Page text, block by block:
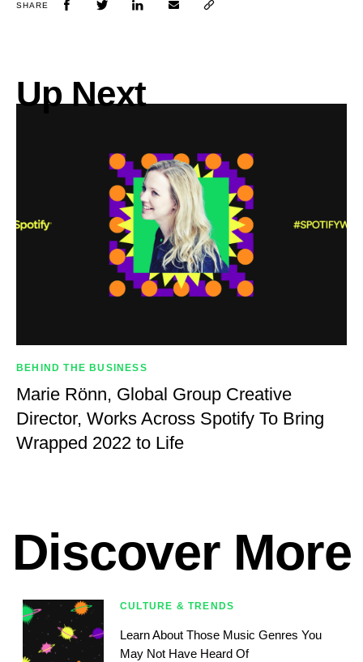
SHARE
Up Next
BEHIND THE BUSINESS
Marie Rönn, Global Group Creative
Director, Works Across Spotify To Bring
Wrapped 2022 to Life
Discover More
CULTURE & TRENDS
Learn About Those Music Genres You
May Not Have Heard Of